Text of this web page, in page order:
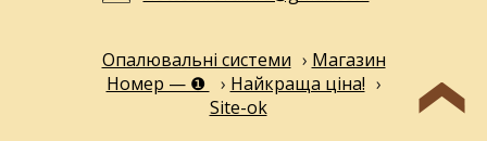
Опалювальні системи › Магазин
Номер — ❶
› Найкраща ціна! ›
Site-ok